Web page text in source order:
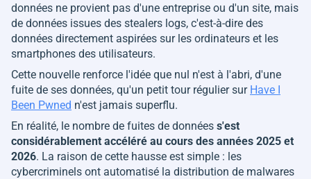
données ne provient pas d'une entreprise ou d'un site, mais
de données issues des stealers logs, c'est-à-dire des
données directement aspirées sur les ordinateurs et les
smartphones des utilisateurs.
Cette nouvelle renforce l'idée que nul n'est à l'abri, d'une
fuite de ses données, qu'un petit tour régulier sur Have I
Been Pwned n'est jamais superflu.
En réalité, le nombre de fuites de données s'est
considérablement accéléré au cours des années 2025 et
2026. La raison de cette hausse est simple : les
cybercriminels ont automatisé la distribution de malwares